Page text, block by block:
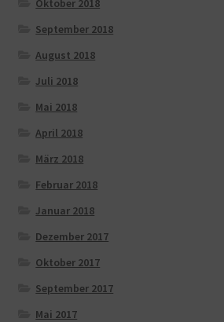
Oktober 2018
September 2018
August 2018
Juli 2018
Mai 2018
April 2018
März 2018
Februar 2018
Januar 2018
Dezember 2017
Oktober 2017
September 2017
Mai 2017